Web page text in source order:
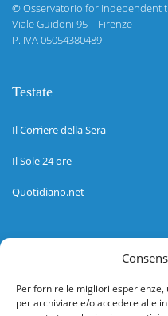
Per fornire le migliori
per archiviare e/o accedere alle
©Osservatorio for independent
Viale Guidoni 95 – Firenze
P. IVA 05054380489
Testate
Il Corriere della Sera
Il Sole 24 ore
Quotidiano.net
Informazioni
Help desk